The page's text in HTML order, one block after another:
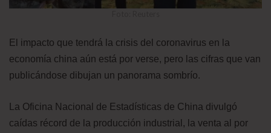
El impacto que tendrá la crisis del coronavirus en la
economía china aún está por verse, pero las cifras que van
publicándose dibujan un panorama sombrío.
La Oficina Nacional de Estadísticas de China divulgó
caídas récord de la producción industrial, la venta al por